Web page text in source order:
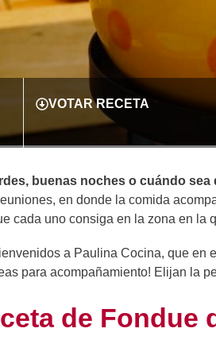
VOTAR RECETA
buenas noches o cuándo
en donde la comida
cada uno consiga en la zona en la
a Paulina Cocina, que en
para acompañamiento! Elijan la
de Fondue